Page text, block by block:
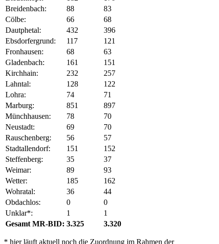
Breidenbach:
88
83
Cölbe:
66
68
Dautphetal:
432
396
Ebsdorfergrund:
117
121
Fronhausen:
68
63
Gladenbach:
161
151
Kirchhain:
232
257
Lahntal:
128
122
Lohra:
74
71
Marburg:
851
897
Münchhausen:
78
70
Neustadt:
69
70
Rauschenberg:
56
57
Stadtallendorf:
151
152
Steffenberg:
35
37
Weimar:
89
93
Wetter:
185
162
Wohratal:
36
44
Obdachlos:
0
0
Unklar*:
1
1
Gesamt MR-BID: 3.325 3.320
* hier läuft aktuell noch die Zuordnung im Rahmen der